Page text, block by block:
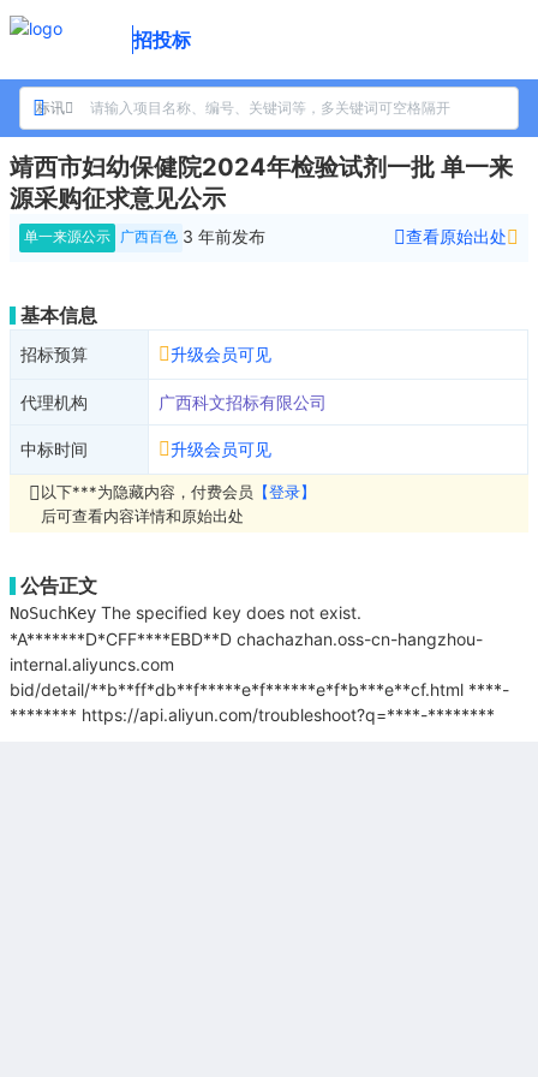
招投标
标讯
靖西市妇幼保健院2024年检验试剂一批 单一来
源采购征求意见公示
单一来源公示 广西百色 3 年前发布 查看原始出处
基本信息
招标预算 升级会员可见
代理机构 广西科文招标有限公司
中标时间 升级会员可见
以下***为隐藏内容，付费会员 【登录】
后可查看内容详情和原始出处
公告正文
NoSuchKey The specified key does not exist.
*A*******D*CFF****EBD**D chachazhan.oss-cn-hangzhou-
internal.aliyuncs.com
bid/detail/**b**ff*db**f*****e*f******e*f*b***e**cf.html ****-
******** https://api.aliyun.com/troubleshoot?q=****-********